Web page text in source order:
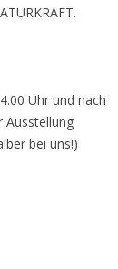
Uhr und nach
Ausstellung
bei uns!)